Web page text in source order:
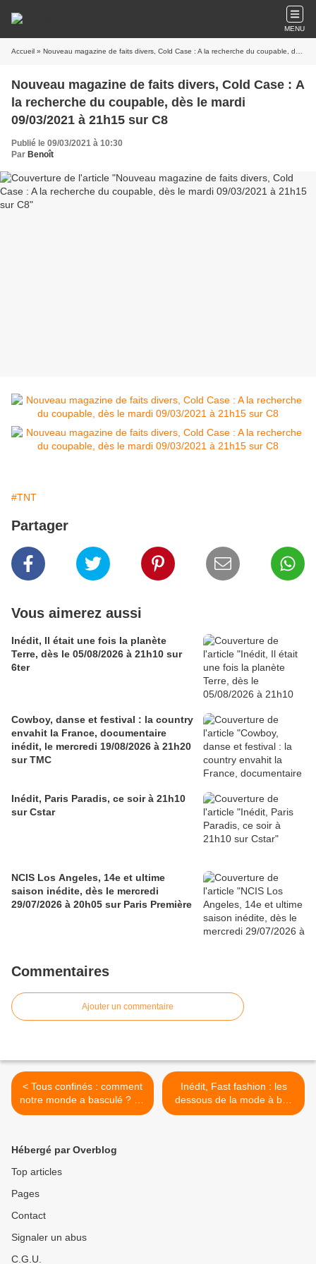
MENU
Accueil » Nouveau magazine de faits divers, Cold Case : A la recherche du coupable, dès le mardi 09/03/2021 à 21h15 sur C8
Nouveau magazine de faits divers, Cold Case : A
la recherche du coupable, dès le mardi
09/03/2021 à 21h15 sur C8
Publié le 09/03/2021 à 10:30
Par Benoît
#TNT
Partager
Vous aimerez aussi
Inédit, Il était une fois la planète
Terre, dès le 05/08/2026 à 21h10 sur
6ter
Cowboy, danse et festival : la country
envahit la France, documentaire
inédit, le mercredi 19/08/2026 à 21h20
sur TMC
Inédit, Paris Paradis, ce soir à 21h10
sur Cstar
NCIS Los Angeles, 14e et ultime
saison inédite, dès le mercredi
29/07/2026 à 20h05 sur Paris Première
Commentaires
Ajouter un commentaire
< Tous confinés : comment
notre monde a basculé ? Le
mardi 09/03/2021 à 21h05
Inédit, Fast fashion : les
dessous de la mode à bas
prix, ce soir à 20h50 sur
Hébergé par Overblog
Top articles
Pages
Contact
Signaler un abus
C.G.U.